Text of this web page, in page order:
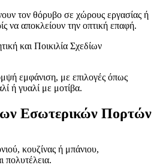
τον θόρυβο σε χώρους εργασίας ή
να αποκλείουν την οπτική επαφή.
και Ποικιλία Σχεδίων
εμφάνιση, με επιλογές όπως
ή γυαλί με μοτίβα.
Εσωτερικών Πορτών
κουζίνας ή μπάνιου,
πολυτέλεια.